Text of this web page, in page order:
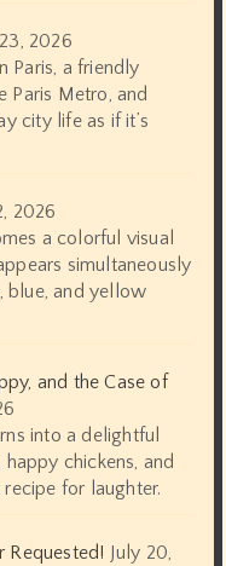
2026
Paris, a friendly
Paris Metro, and
city life as if it’s
2026
a colorful visual
simultaneously
blue, and yellow
and the Case of
into a delightful
chickens, and
for laughter.
Requested! July 20,